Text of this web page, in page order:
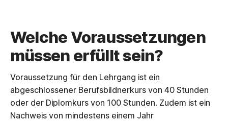
Welche Voraussetzungen
müssen erfüllt sein?
Voraussetzung für den Lehrgang ist ein
abgeschlossener Berufsbildnerkurs von 40 Stunden
oder der Diplomkurs von 100 Stunden. Zudem ist ein
Nachweis von mindestens einem Jahr